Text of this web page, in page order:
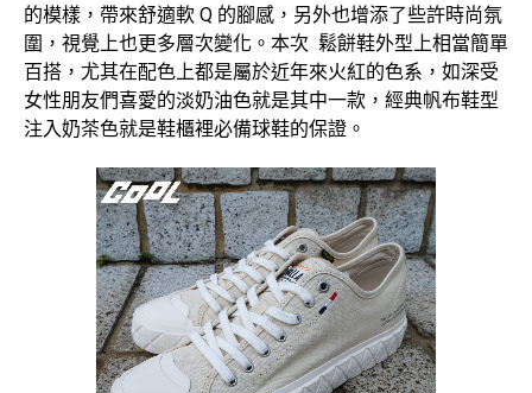
的模樣，帶來舒適軟 Q 的腳感，另外也增添了些許時尚氛
圍，視覺上也更多層次變化。本次 鬆餅鞋外型上相當簡單
百搭，尤其在配色上都是屬於近年來火紅的色系，如深受
女性朋友們喜愛的淡奶油色就是其中一款，經典帆布鞋型
注入奶茶色就是鞋櫃裡必備球鞋的保證。